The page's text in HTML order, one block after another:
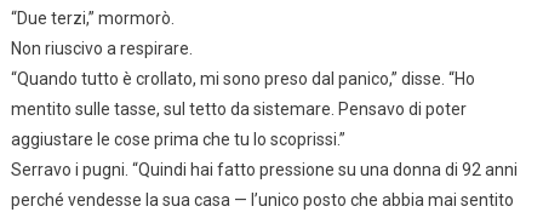
“Due terzi,” mormorò.
Non riuscivo a respirare.
“Quando tutto è crollato, mi sono preso dal panico,” disse. “Ho
mentito sulle tasse, sul tetto da sistemare. Pensavo di poter
aggiustare le cose prima che tu lo scoprissi.”
Serravo i pugni. “Quindi hai fatto pressione su una donna di 92 anni
perché vendesse la sua casa — l’unico posto che abbia mai sentito